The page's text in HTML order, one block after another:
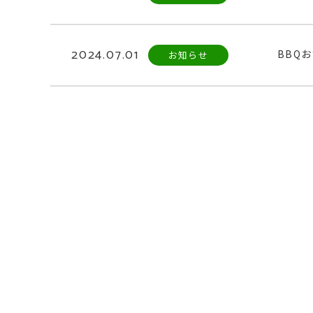
2024.07.01 お知らせ BBQお